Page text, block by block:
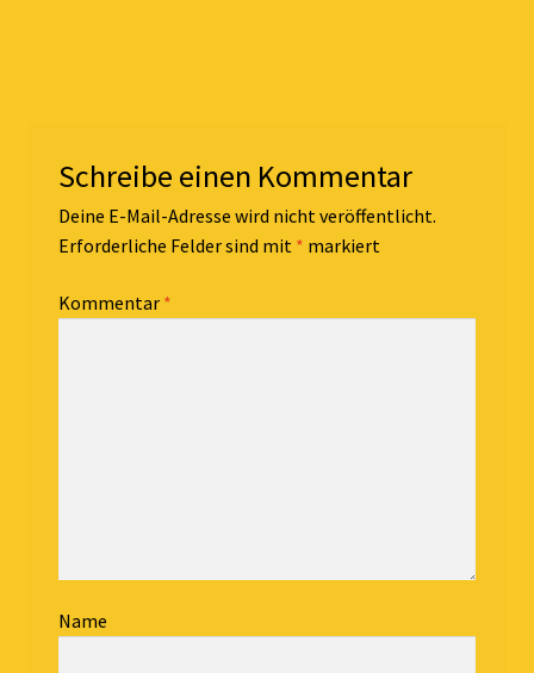
Schreibe einen Kommentar
Deine E-Mail-Adresse wird nicht veröffentlicht.
Erforderliche Felder sind mit * markiert
Kommentar *
Name